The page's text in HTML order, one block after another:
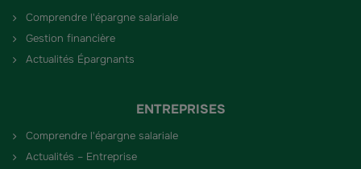
Comprendre l'épargne salariale
Gestion financière
Actualités Épargnants
ENTREPRISES
Comprendre l'épargne salariale
Actualités – Entreprise